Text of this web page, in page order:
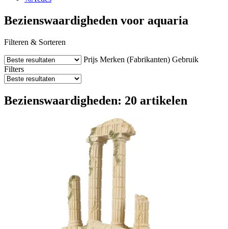
Bezienswaardigheden voor aquaria
Filteren & Sorteren
Prijs Merken (Fabrikanten) Gebruik
Filters
Bezienswaardigheden: 20 artikelen